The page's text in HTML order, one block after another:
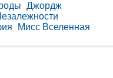
Джордж
Мисс Вселенная